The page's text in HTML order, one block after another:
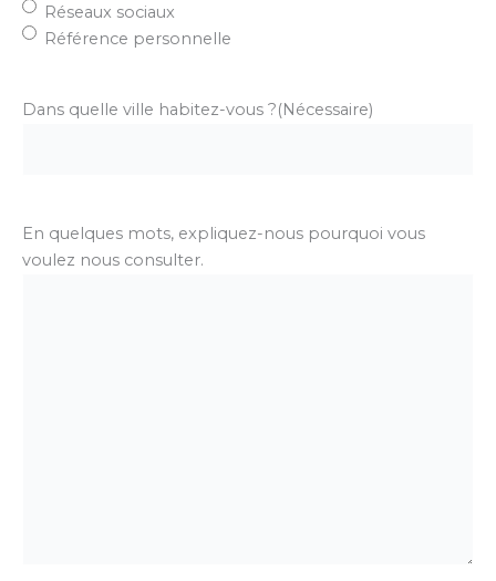
Réseaux sociaux
Référence personnelle
Dans quelle ville habitez-vous ?(Nécessaire)
En quelques mots, expliquez-nous pourquoi vous
voulez nous consulter.